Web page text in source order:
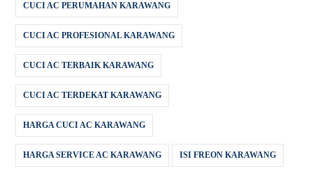
CUCI AC PERUMAHAN KARAWANG
CUCI AC PROFESIONAL KARAWANG
CUCI AC TERBAIK KARAWANG
CUCI AC TERDEKAT KARAWANG
HARGA CUCI AC KARAWANG
HARGA SERVICE AC KARAWANG ISI FREON KARAWANG